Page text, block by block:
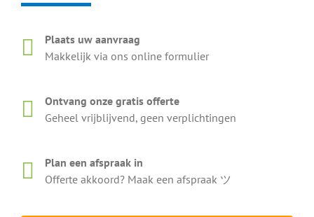
Plaats uw aanvraag
Makkelijk via ons online formulier
Ontvang onze gratis offerte
Geheel vrijblijvend, geen verplichtingen
Plan een afspraak in
Offerte akkoord? Maak een afspraak ツ